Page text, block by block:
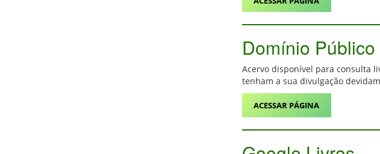
Domínio
Acervo disponível para consulta
tenham a sua divulgação
ACESSAR PÁGINA